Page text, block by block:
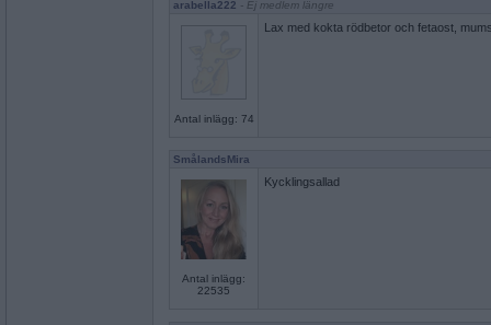
arabella222 - Ej medlem längre
Antal inlägg: 74
Lax med kokta rödbetor och fetaost,
SmålandsMira
Antal inlägg:
22535
Kycklingsallad